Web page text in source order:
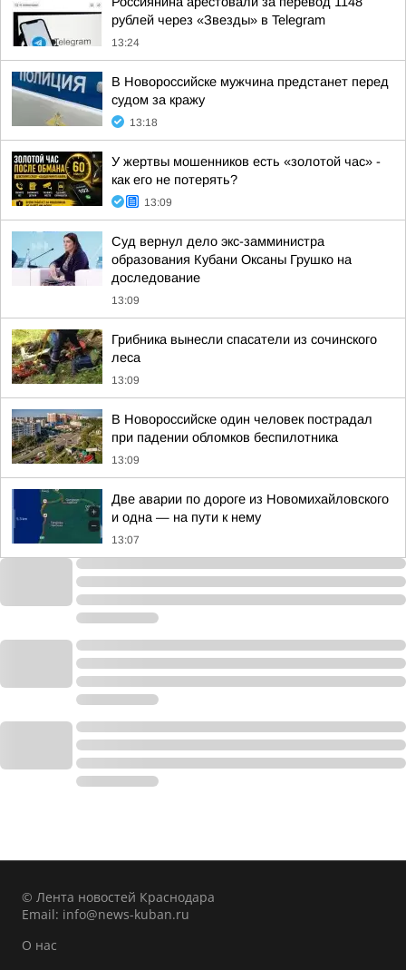
рублей через «Звезды» в Telegram
13:24
В Новороссийске мужчина предстанет перед
судом за кражу
13:18
У жертвы мошенников есть «золотой час» -
как его не потерять?
13:09
Суд вернул дело экс-замминистра
образования Кубани Оксаны Грушко на
доследование
13:09
Грибника вынесли спасатели из сочинского
леса
13:09
В Новороссийске один человек пострадал
при падении обломков беспилотника
13:09
Две аварии по дороге из Новомихайловского
и одна — на пути к нему
13:07
© Лента новостей Краснодара
Email: info@news-kuban.ru
О нас